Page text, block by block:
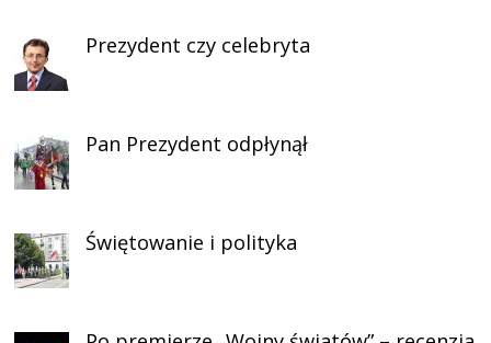
Prezydent czy celebryta
Pan Prezydent odpłynął
Świętowanie i polityka